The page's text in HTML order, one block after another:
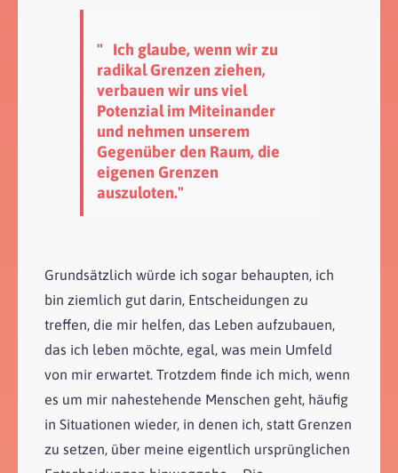
" Ich glaube, wenn wir zu
radikal Grenzen ziehen,
verbauen wir uns viel
Potenzial im Miteinander
und nehmen unserem
Gegenüber den Raum, die
eigenen Grenzen
auszuloten."
Grundsätzlich würde ich sogar behaupten, ich
bin ziemlich gut darin, Entscheidungen zu
treffen, die mir helfen, das Leben aufzubauen,
das ich leben möchte, egal, was mein Umfeld
von mir erwartet. Trotzdem finde ich mich, wenn
es um mir nahestehende Menschen geht, häufig
in Situationen wieder, in denen ich, statt Grenzen
zu setzen, über meine eigentlich ursprünglichen